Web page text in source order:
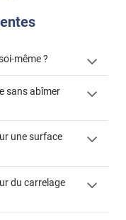
même ?
adhésif ? »
sans abîmer
une surface
du carrelage